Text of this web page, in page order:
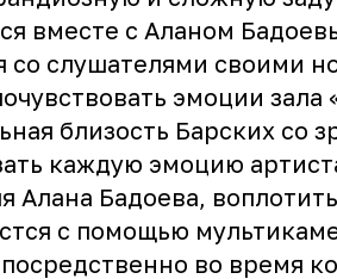
вместе с Аланом
со слушателями своими
эмоции зала
близость Барских со
каждую эмоцию
Алана Бадоева, воплотить
с помощью
во время